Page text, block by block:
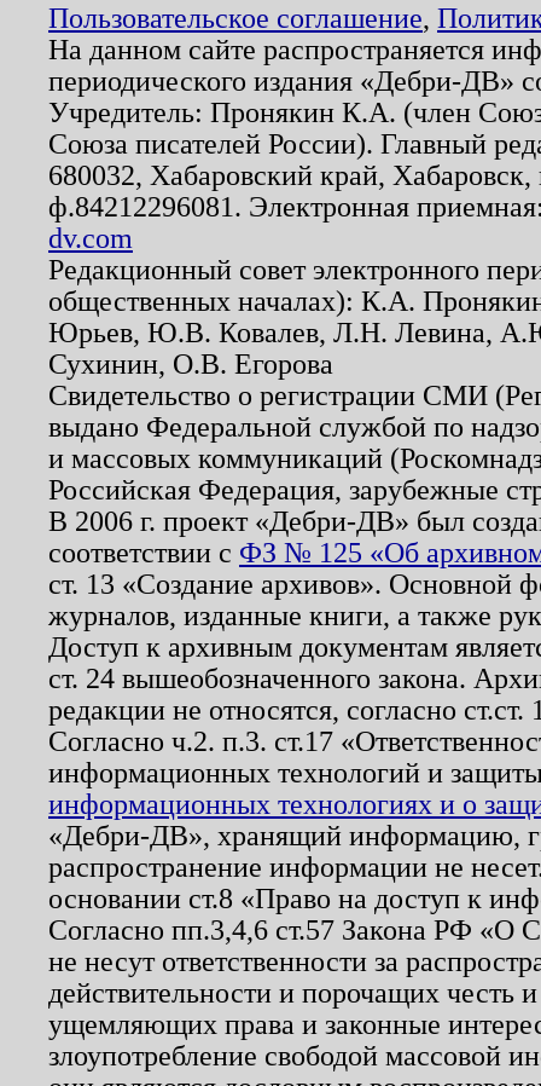
Пользовательское соглашение,
На данном сайте распространяется
периодического издания «Дебри-ДВ»
Учредитель: Пронякин К.А. (член
Союза писателей России). Главный
680032, Хабаровский край,
ф.84212296081. Электронная
dv.com
Редакционный совет электронного
общественных началах): К.А.
Юрьев, Ю.В. Ковалев, Л.Н. Левина,
Сухинин, О.В. Егорова
Свидетельство о регистрации СМИ
выдано Федеральной службой по
и массовых коммуникаций
Российская Федерация, зарубежные
В 2006 г. проект «Дебри-ДВ» был
соответствии с ФЗ № 125 «Об
ст. 13 «Создание архивов». Основной
журналов, изданные книги, а также
Доступ к архивным документам
ст. 24 вышеобозначенного закона.
редакции не относятся, согласно
Согласно ч.2. п.3. ст.17
информационных технологий и
информационных технологиях и о
«Дебри-ДВ», хранящий информацию,
распространение информации не
основании ст.8 «Право на доступ к
Согласно пп.3,4,6 ст.57 Закона РФ «О
не несут ответственности за
действительности и порочащих честь
ущемляющих права и законные
злоупотребление свободой массовой